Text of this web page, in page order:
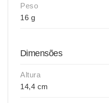
Peso
16 g
Dimensões
Altura
14,4 cm